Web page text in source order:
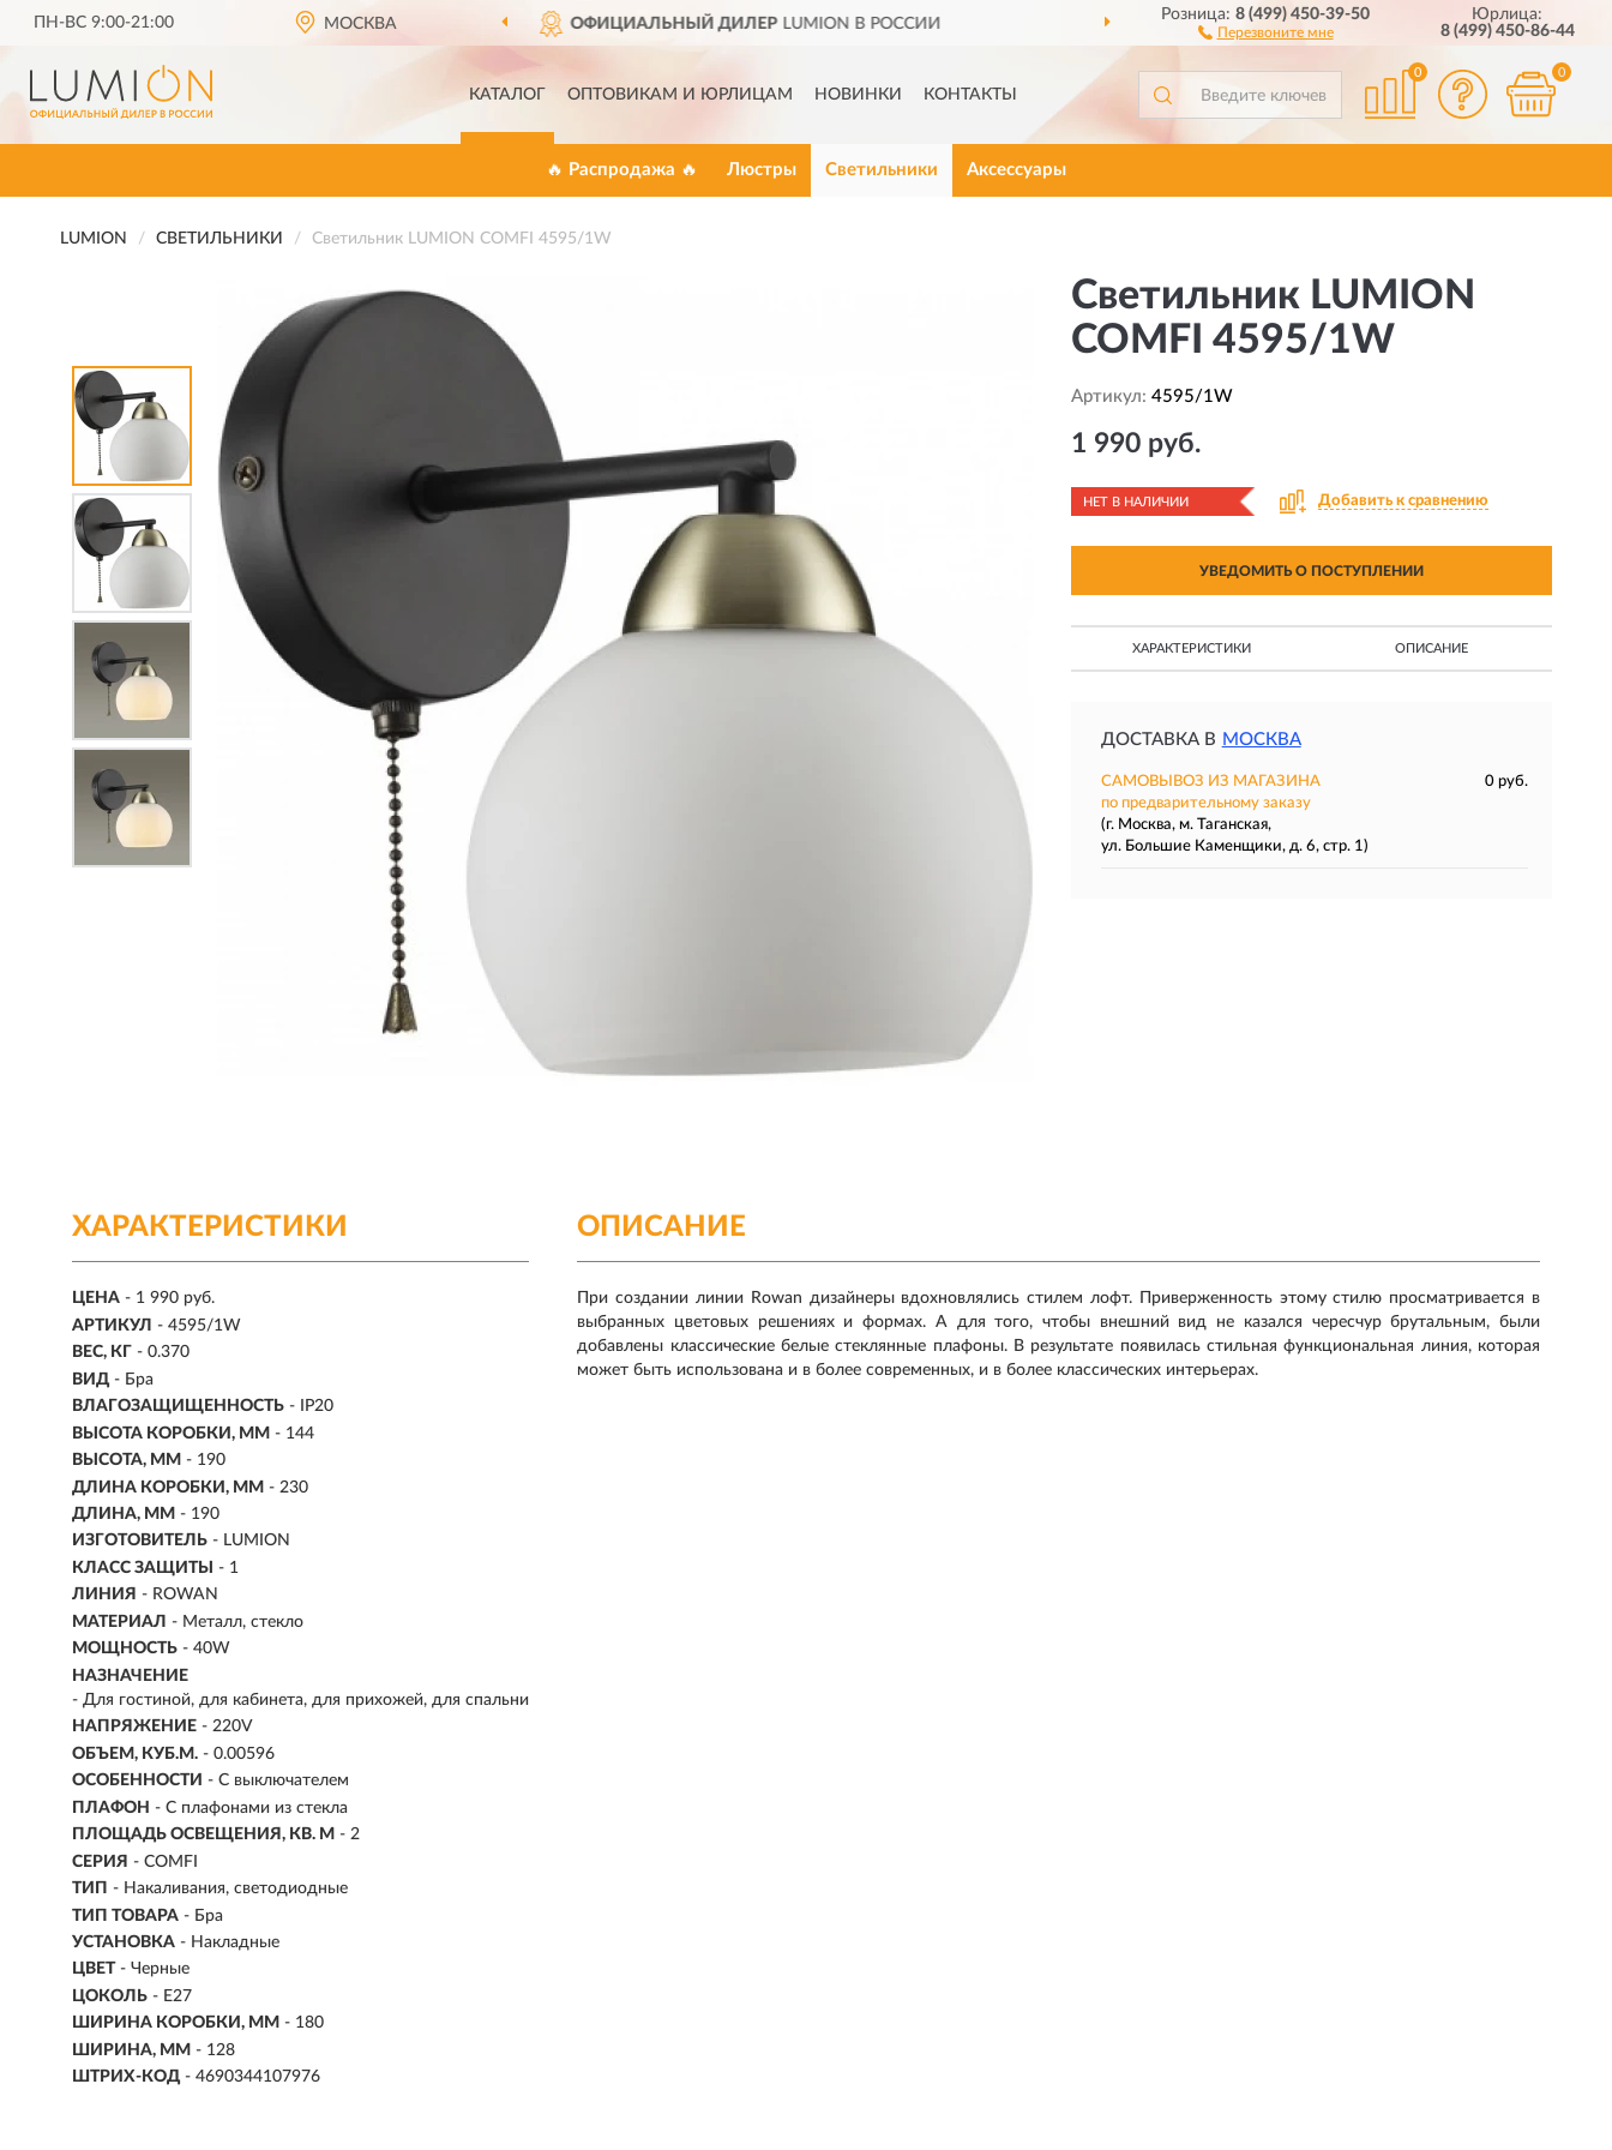
ПН-ВС 9:00-21:00 МОСКВА
ОФИЦИАЛЬНЫЙ ДИЛЕР LUMION В РОССИИ ДОСТАВИМ ПО ВСЕЙ РОССИИ
Розница:8 (499) 450-39-50
Перезвоните мне
Юрлица:
8 (499) 450-86-44
КАТАЛОГ ОПТОВИКАМ И ЮРЛИЦАМ НОВИНКИ КОНТАКТЫ
0 0
🔥 Распродажа 🔥 Люстры Светильники Аксессуары
LUMION СВЕТИЛЬНИКИ Светильник LUMION COMFI 4595/1W
Светильник LUMION
COMFI 4595/1W
Артикул: 4595/1W
1 990 руб.
НЕТ В НАЛИЧИИ Добавить к сравнению
УВЕДОМИТЬ О ПОСТУПЛЕНИИ
ХАРАКТЕРИСТИКИ ОПИСАНИЕ
ДОСТАВКА В МОСКВА
САМОВЫВОЗ ИЗ МАГАЗИНА
0 руб.
по предварительному заказу
(г. Москва, м. Таганская,
ул. Большие Каменщики, д. 6, стр. 1)
ХАРАКТЕРИСТИКИ
ЦЕНА - 1 990 руб.
АРТИКУЛ - 4595/1W
ВЕС, КГ - 0.370
ВИД - Бра
ВЛАГОЗАЩИЩЕННОСТЬ - IP20
ВЫСОТА КОРОБКИ, ММ - 144
ВЫСОТА, ММ - 190
ДЛИНА КОРОБКИ, ММ - 230
ДЛИНА, ММ - 190
ИЗГОТОВИТЕЛЬ - LUMION
КЛАСС ЗАЩИТЫ
- 1
ЛИНИЯ - ROWAN
МАТЕРИАЛ - Металл, стекло
МОЩНОСТЬ - 40W
НАЗНАЧЕНИЕ
- Для гостиной, для кабинета, для прихожей, для спальни
НАПРЯЖЕНИЕ - 220V
ОБЪЕМ, КУБ.М. - 0.00596
ОСОБЕННОСТИ - С выключателем
ПЛАФОН - С плафонами из стекла
ПЛОЩАДЬ ОСВЕЩЕНИЯ, КВ. М - 2
СЕРИЯ - COMFI
ТИП - Накаливания, светодиодные
ТИП ТОВАРА - Бра
УСТАНОВКА - Накладные
ЦВЕТ - Черные
ЦОКОЛЬ - E27
ШИРИНА КОРОБКИ, ММ - 180
ШИРИНА, ММ - 128
ШТРИХ-КОД - 4690344107976
ОПИСАНИЕ
При создании линии Rowan дизайнеры вдохновлялись стилем лофт. Приверженность этому стилю просматривается в
выбранных цветовых решениях и формах. А для того, чтобы внешний вид не казался чересчур брутальным, были
добавлены классические белые стеклянные плафоны. В результате появилась стильная функциональная линия, которая
может быть использована и в более современных, и в более классических интерьерах.